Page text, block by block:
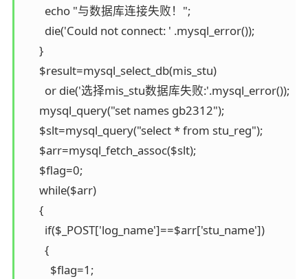
        echo "与数据库连接失败！";
        die('Could not connect: ' .mysql_error());
      }
      $result=mysql_select_db(mis_stu)
        or die('选择mis_stu数据库失败:'.mysql_error());
      mysql_query("set names gb2312");
      $slt=mysql_query("select * from stu_reg");
      $arr=mysql_fetch_assoc($slt);
      $flag=0;
      while($arr)
      {
        if($_POST['log_name']==$arr['stu_name'])
        {
          $flag=1;